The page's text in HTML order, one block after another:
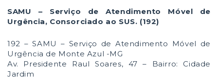
SAMU – Serviço de Atendimento Móvel de
Urgência, Consorciado ao SUS. (192)
192 – SAMU – Serviço de Atendimento Móvel de
Urgência de Monte Azul -MG
Av. Presidente Raul Soares, 47 – Bairro: Cidade
Jardim